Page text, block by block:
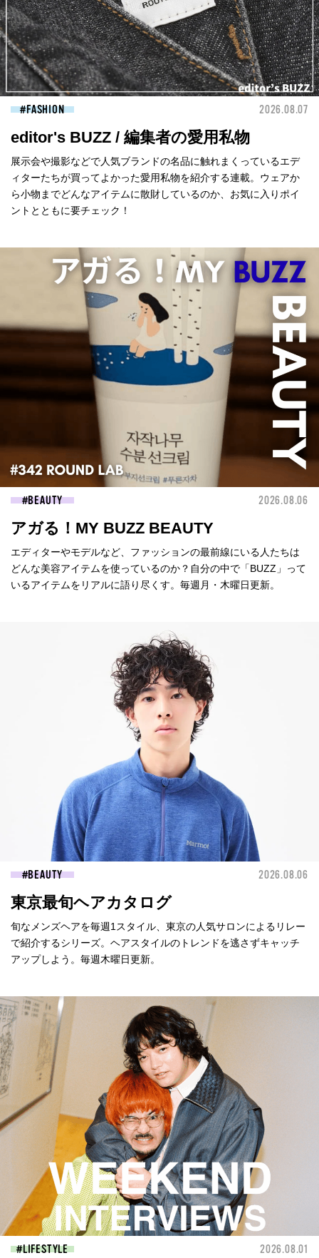
FASHION 2026.08.07
editor's BUZZ / 編集者の愛用私物
展示会や撮影などで人気ブランドの名品に触れまくっているエデ
ィターたちが買ってよかった愛用私物を紹介する連載。ウェアか
ら小物までどんなアイテムに散財しているのか、お気に入りポイ
ントとともに要チェック！
BEAUTY 2026.08.06
アガる！MY BUZZ BEAUTY
エディターやモデルなど、ファッションの最前線にいる人たちは
どんな美容アイテムを使っているのか？自分の中で「BUZZ」って
いるアイテムをリアルに語り尽くす。毎週月・木曜日更新。
BEAUTY 2026.08.06
東京最旬ヘアカタログ
旬なメンズヘアを毎週1スタイル、東京の人気サロンによるリレー
で紹介するシリーズ。ヘアスタイルのトレンドを逃さずキャッチ
アップしよう。毎週木曜日更新。
LIFESTYLE 2026.08.01